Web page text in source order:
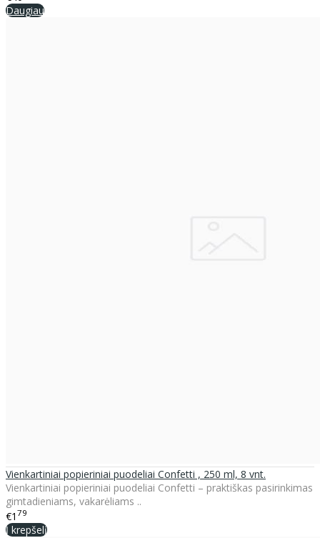
Daugiau
Vienkartiniai popieriniai puodeliai Confetti , 250 ml, 8 vnt.
Vienkartiniai popieriniai puodeliai Confetti – praktiškas pasirinkimas
gimtadieniams, vakarėliams ..
€1 79
Į krepšelį